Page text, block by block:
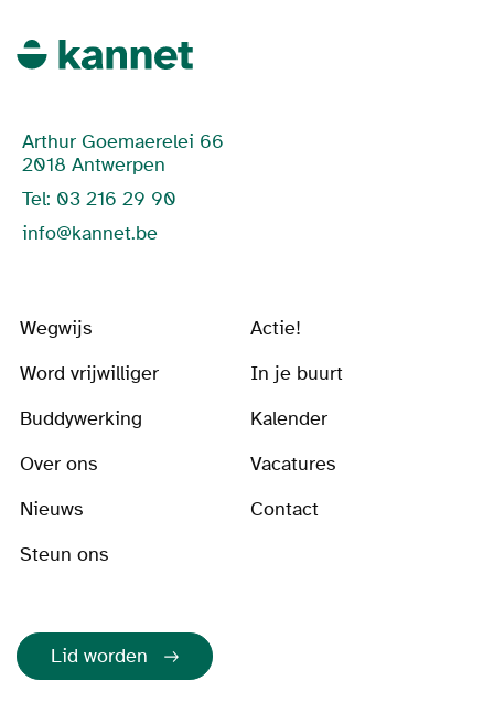
Arthur Goemaerelei 66
2018 Antwerpen
Tel: 03 216 29 90
info@kannet.be
Wegwijs
Actie!
Word vrijwilliger
In je buurt
Buddywerking
Kalender
Over ons
Vacatures
Nieuws
Contact
Steun ons
Lid worden